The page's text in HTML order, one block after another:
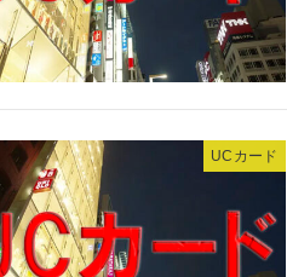
UCカード